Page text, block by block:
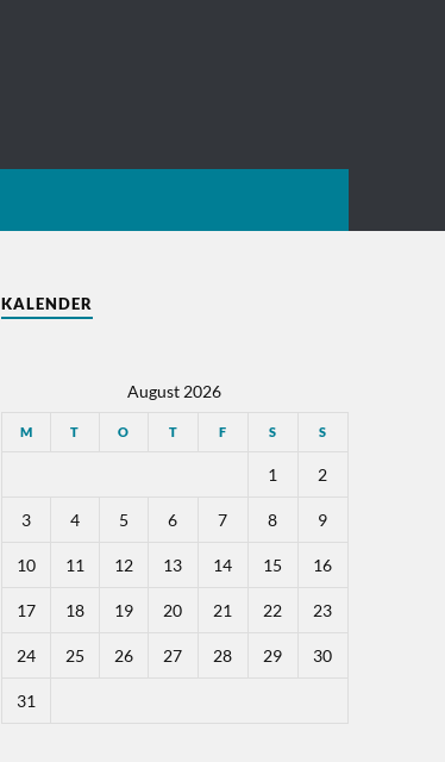
KALENDER
August 2026
M T O T F S S
1 2
3 4 5 6 7 8 9
10 11 12 13 14 15 16
17 18 19 20 21 22 23
24 25 26 27 28 29 30
31